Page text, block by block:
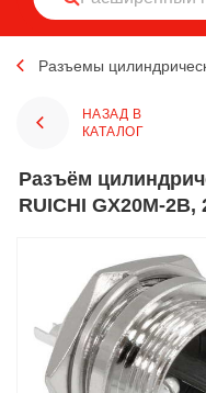
Разъемы
НАЗАД В
КАТАЛОГ
Разъём цилиндрический малогабаритный
RUICHI GX20M-2B,